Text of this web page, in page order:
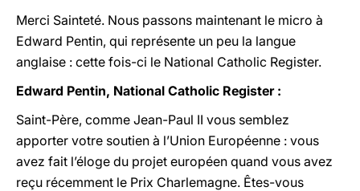
Merci Sainteté. Nous passons maintenant le micro à
Edward Pentin, qui représente un peu la langue
anglaise : cette fois-ci le National Catholic Register.
Edward Pentin, National Catholic Register :
Saint-Père, comme Jean-Paul II vous semblez
apporter votre soutien à l’Union Européenne : vous
avez fait l’éloge du projet européen quand vous avez
reçu récemment le Prix Charlemagne. Êtes-vous